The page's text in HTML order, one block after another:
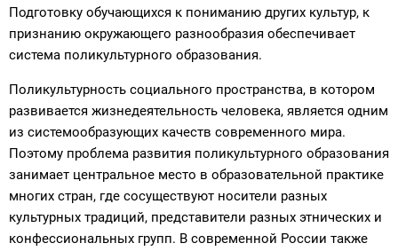
Подготовку обучающихся к пониманию других культур, к
признанию окружающего разнообразия обеспечивает
система поликультурного образования.
Поликультурность социального пространства, в котором
развивается жизнедеятельность человека, является одним
из системообразующих качеств современного мира.
Поэтому проблема развития поликультурного образования
занимает центральное место в образовательной практике
многих стран, где сосуществуют носители разных
культурных традиций, представители разных этнических и
конфессиональных групп. В современной России также